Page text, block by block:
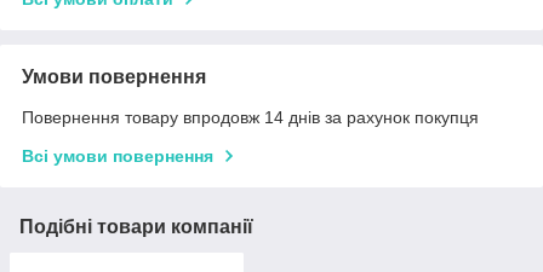
Умови повернення
Повернення товару впродовж 14 днів за рахунок покупця
Всі умови повернення
Подібні товари компанії